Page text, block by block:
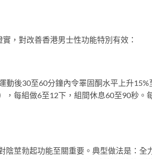
，對改善香港男士性功能特別有效：
動後30至60分鐘內令睪固酮水平上升15%
，每組做6至12下，組間休息60至90秒。
陰莖勃起功能至關重要。典型做法是：全